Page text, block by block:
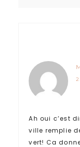
Ah oui c’est
ville remplie
vert! Ca